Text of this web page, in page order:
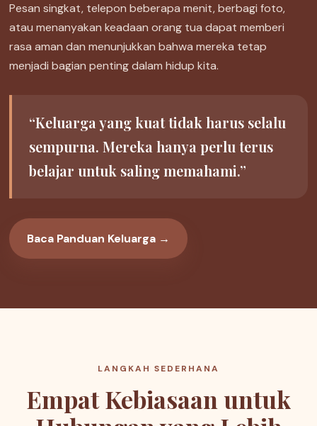
Pesan singkat, telepon beberapa menit, berbagi foto,
atau menanyakan keadaan orang tua dapat memberi
rasa aman dan menunjukkan bahwa mereka tetap
menjadi bagian penting dalam hidup kita.
“Keluarga yang kuat tidak harus selalu
sempurna. Mereka hanya perlu terus
belajar untuk saling memahami.”
Baca Panduan Keluarga →
LANGKAH SEDERHANA
Empat Kebiasaan untuk